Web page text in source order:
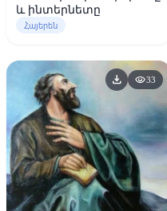
և ինտերնետը
Հայերեն
download visibility33